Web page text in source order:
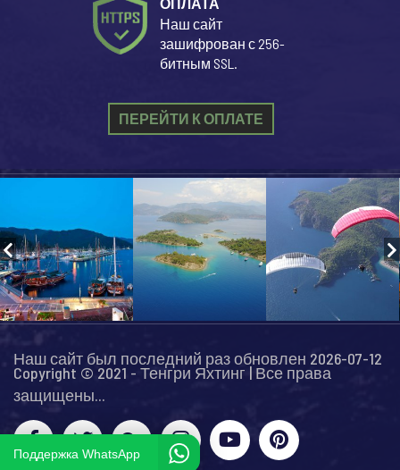
Наш сайт
зашифрован с 256-
битным SSL.
ПЕРЕЙТИ К ОПЛАТЕ
Наш сайт был последний раз обновлен 2026-07-12
Copyright © 2021 - Тенгри Яхтинг | Все права
защищены...
Поддержка WhatsApp